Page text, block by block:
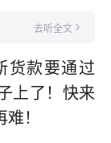
去听全文
货款要通过
上了！快来
！